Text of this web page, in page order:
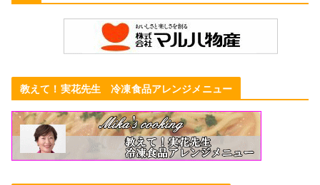
教えて！実花先生 冷凍食品アレンジメニュー